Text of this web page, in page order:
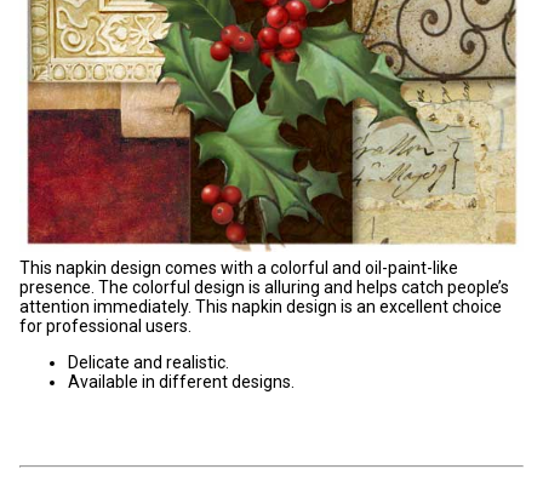
This napkin design comes with a colorful and oil-paint-like
presence. The colorful design is alluring and helps catch people’s
attention immediately. This napkin design is an excellent choice
for professional users.
Delicate and realistic.
Available in different designs.